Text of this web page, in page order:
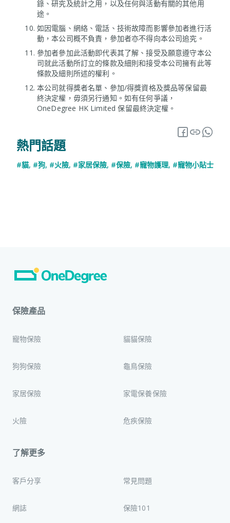
錄、研究及統計之用，以及任何與活動有關的其他用
途。
如因電腦、網絡、電話、技術故障而影響參加者進行活
動，本公司概不負責，參加者亦不得向本公司追究。
參加者參加此活動即代表其了解、接受及願意遵守本公
司就此活動所訂立的條款及細則和接受本公司擁有此等
條款及細則所述的權利。
本公司就得獎者名單、參加/得獎資格及獎品等保留最
終決定權，毋須另行通知。如有任何爭議，
OneDegree HK Limited 保留最終決定權。
熱門話題
#貓, #狗, #火險, #家居保險, #保險, #寵物護理, #寵物小貼士
保險產品
寵物保險 貓貓保險
狗狗保險 龜鳥保險
家居保險 家電保養保險
火險 危疾保險
了解更多
客戶分享 常見問題
網誌 保險101